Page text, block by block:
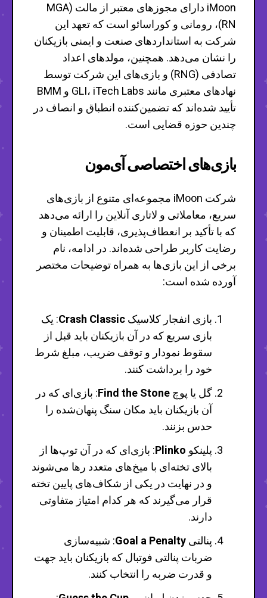
iMoon دارای مجوزهای معتبر از مالت (MGA
RN)، رومانی و کوراسائو است که تعهد این
شرکت به استانداردهای صنعت و ایمنی بازیکنان
را نشان می‌دهد. همچنین، مولدهای اعداد
تصادفی (RNG) و بازی‌های این شرکت توسط
نهادهای معتبری مانند GLI، iTech Labs و BMM
تأیید شده‌اند که تضمین‌کننده انطباق و انصاف در
چندین حوزه قضایی است.
بازی‌های اختصاصی آی‌مون
شرکت iMoon مجموعه‌ای متنوع از بازی‌های
سریع، معاملاتی و لاتاری آنلاین را ارائه می‌دهد
که با تأکید بر انعطاف‌پذیری، قابلیت اطمینان و
رضایت کاربر طراحی شده‌اند. در ادامه، نام
برخی از این بازی‌ها به همراه توضیحات مختصر
آورده شده است:
بازی انفجار کلاسیک Crash Classic: یک
بازی سریع که در آن بازیکنان باید قبل از
سقوط نمودار و توقف ضریب، مبلغ شرط
خود را برداشت کنند.
گل یا پوچ Find the Stone: بازی‌ای که در
آن بازیکنان باید مکان سنگ پنهان‌شده را
حدس بزنند.
پلینکو Plinko: بازی‌ای که در آن توپ‌ها از
بالای تخته‌ای با میخ‌های متعدد رها می‌شوند
و در نهایت در یکی از شکاف‌های پایین تخته
قرار می‌گیرند که هر کدام امتیاز متفاوتی
دارند.
پنالتی Goal a Penalty: شبیه‌سازی
ضربات پنالتی فوتبال که بازیکنان باید جهت
و قدرت ضربه را انتخاب کنند.